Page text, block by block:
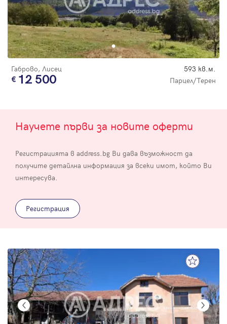
Габрово, Лисец 593 кв.м.
12 500 Парцел/Терен
Научете първи за новите оферти
Регистрацията в address.bg Ви дава възможност да
получите детайлна информация за всеки имот, който Ви
интересува.
Регистрация